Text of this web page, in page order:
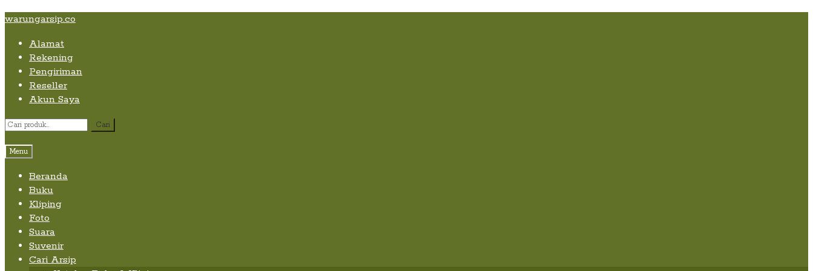
Skip
content
Skip
navigation
Skip
content
warungarsip.co
Alamat
Rekening
Pengiriman
Reseller
Akun Saya
Pencarian
Cari
Menu
Beranda
Buku
Kliping
Foto
Suara
Suvenir
Cari Arsip